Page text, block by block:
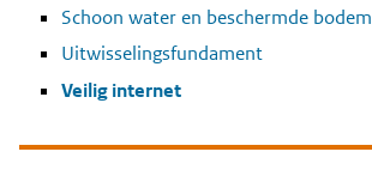
Schoon water en beschermde bodem
Uitwisselingsfundament
Veilig internet